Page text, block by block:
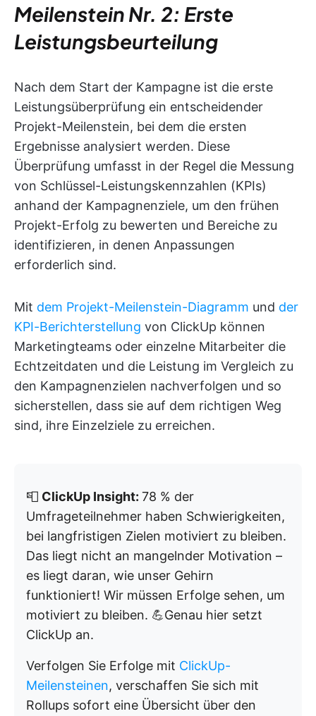
Meilenstein Nr. 2: Erste
Leistungsbeurteilung
Nach dem Start der Kampagne ist die erste
Leistungsüberprüfung ein entscheidender
Projekt-Meilenstein, bei dem die ersten
Ergebnisse analysiert werden. Diese
Überprüfung umfasst in der Regel die Messung
von Schlüssel-Leistungskennzahlen (KPIs)
anhand der Kampagnenziele, um den frühen
Projekt-Erfolg zu bewerten und Bereiche zu
identifizieren, in denen Anpassungen
erforderlich sind.
Mit dem Projekt-Meilenstein-Diagramm und der
KPI-Berichterstellung von ClickUp können
Marketingteams oder einzelne Mitarbeiter die
Echtzeitdaten und die Leistung im Vergleich zu
den Kampagnenzielen nachverfolgen und so
sicherstellen, dass sie auf dem richtigen Weg
sind, ihre Einzelziele zu erreichen.
📮 ClickUp Insight: 78 % der
Umfrageteilnehmer haben Schwierigkeiten,
bei langfristigen Zielen motiviert zu bleiben.
Das liegt nicht an mangelnder Motivation –
es liegt daran, wie unser Gehirn
funktioniert! Wir müssen Erfolge sehen, um
motiviert zu bleiben. 💪Genau hier setzt
ClickUp an.
Verfolgen Sie Erfolge mit ClickUp-
Meilensteinen, verschaffen Sie sich mit
Rollups sofort eine Übersicht über den